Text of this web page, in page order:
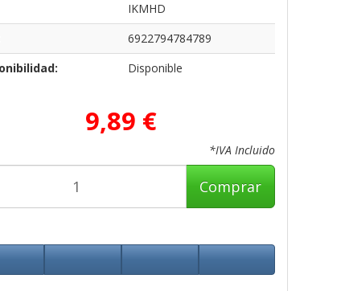
IKMHD
6922794784789
Disponible
9,89 €
*IVA Incluido
Comprar